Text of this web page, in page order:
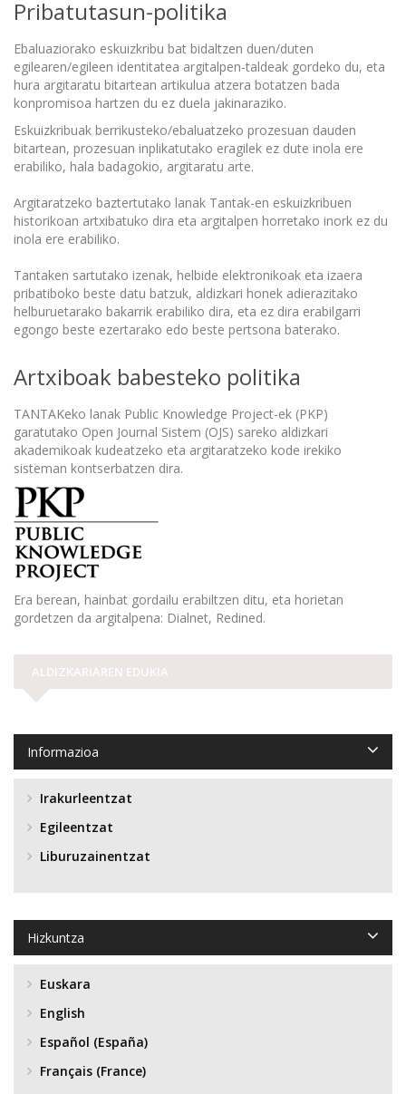
Pribatutasun-politika
Ebaluaziorako eskuizkribu bat bidaltzen duen/duten
egilearen/egileen identitatea argitalpen-taldeak gordeko du, eta
hura argitaratu bitartean artikulua atzera botatzen bada
konpromisoa hartzen du ez duela jakinaraziko.
Eskuizkribuak berrikusteko/ebaluatzeko prozesuan dauden
bitartean, prozesuan inplikatutako eragilek ez dute inola ere
erabiliko, hala badagokio, argitaratu arte.
Argitaratzeko baztertutako lanak Tantak-en eskuizkribuen
historikoan artxibatuko dira eta argitalpen horretako inork ez du
inola ere erabiliko.
Tantaken sartutako izenak, helbide elektronikoak eta izaera
pribatiboko beste datu batzuk, aldizkari honek adierazitako
helburuetarako bakarrik erabiliko dira, eta ez dira erabilgarri
egongo beste ezertarako edo beste pertsona baterako.
Artxiboak babesteko politika
TANTAKeko lanak Public Knowledge Project-ek (PKP)
garatutako Open Journal Sistem (OJS) sareko aldizkari
akademikoak kudeatzeko eta argitaratzeko kode irekiko
sisteman kontserbatzen dira.
Era berean, hainbat gordailu erabiltzen ditu, eta horietan
gordetzen da argitalpena: Dialnet, Redined.
ALDIZKARIAREN EDUKIA
Informazioa
Irakurleentzat
Egileentzat
Liburuzainentzat
Hizkuntza
Euskara
English
Español (España)
Français (France)